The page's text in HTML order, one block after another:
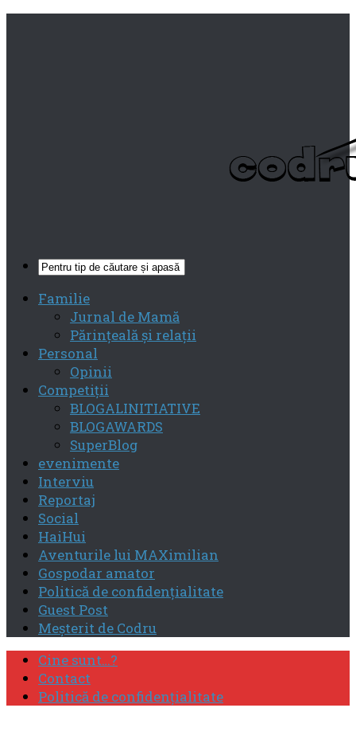
Familie
Jurnal de Mamă
Părinţeală şi relaţii
Personal
Opinii
Competiţii
BLOGALINITIATIVE
BLOGAWARDS
SuperBlog
evenimente
Interviu
Reportaj
Social
HaiHui
Aventurile lui MAXimilian
Gospodar amator
Politică de confidenţialitate
Guest Post
Meşterit de Codru
Cine sunt…?
Contact
Politică de confidenţialitate